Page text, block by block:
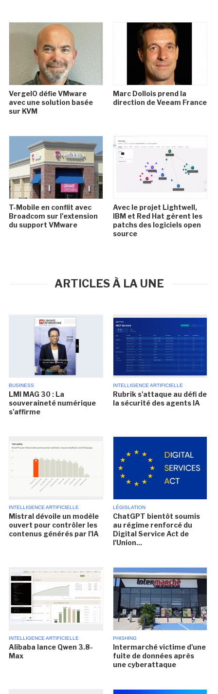
VergeIO défie VMware
avec une solution basée
sur KVM
Marc Dollois prend la
direction de Veeam France
T-Mobile en conflit avec
Broadcom sur l'extension
du support VMware
Avec le projet Lightwell,
IBM et Red Hat gèrent les
patchs des logiciels open
source
ARTICLES À LA UNE
BUSINESS
LMI MAG 30 : La
souveraineté numérique
s'affirme
INTELLIGENCE ARTIFICIELLE
Rubrik s'attaque au défi de
la sécurité des agents IA
INTELLIGENCE ARTIFICIELLE
Mistral dévoile un modèle
ouvert pour contrôler les
contenus générés par l'IA
LÉGISLATION
ChatGPT bientôt soumis
au régime renforcé du
Digital Service Act de
l'Union...
INTELLIGENCE ARTIFICIELLE
Alibaba lance Qwen 3.8-
Max
PHISHING
Intermarché victime d'une
fuite de données après
une cyberattaque